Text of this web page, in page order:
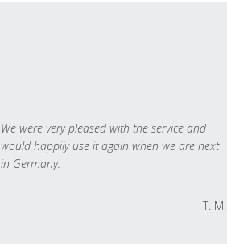
We were very pleased with the service and
would happily use it again when we are next
in Germany.
T. M.